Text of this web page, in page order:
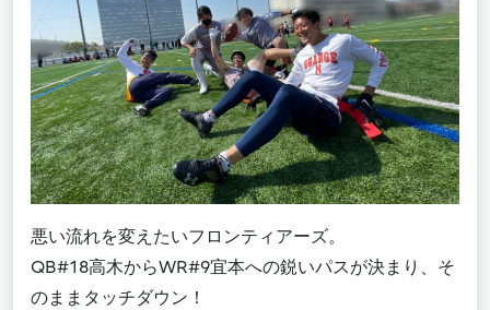
悪い流れを変えたいフロンティアーズ。
QB#18高木からWR#9宜本への鋭いパスが決まり、そ
のままタッチダウン！